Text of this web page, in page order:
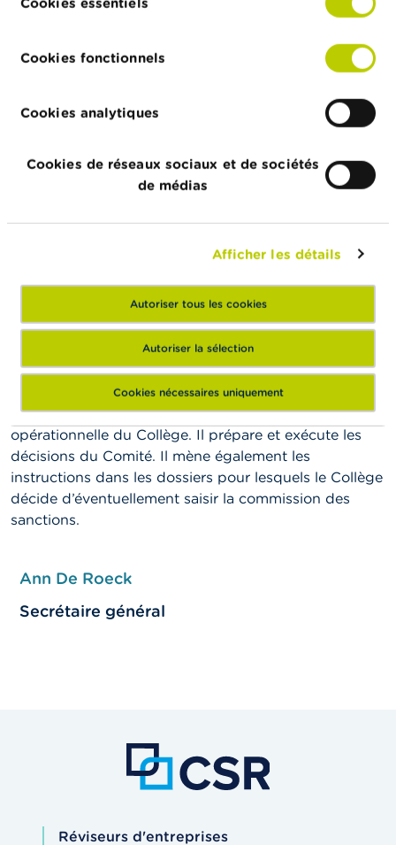
du
Cookies fonctionnels
Cookies analytiques
Cookies de réseaux sociaux et de sociétés
de médias
Afficher les détails
Autoriser tous les cookies
Autoriser la sélection
Cookies nécessaires uniquement
Grégory Nguyen
Membre désigné par la FSMA
Antoine Van Cauwenberge
Membre désigné par la FSMA
Secrétaire général
Le secrétaire général assure la direction
opérationnelle du Collège. Il prépare et exécute les
décisions du Comité. Il mène également les
instructions dans les dossiers pour lesquels le Collège
décide d’éventuellement saisir la commission des
sanctions.
Ann De Roeck
Secrétaire général
Réviseurs d'entreprises